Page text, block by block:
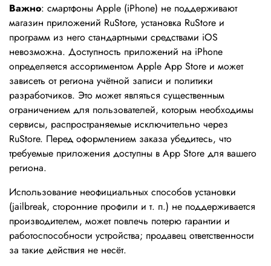
Важно: смартфоны Apple (iPhone) не поддерживают
магазин приложений RuStore, установка RuStore и
программ из него стандартными средствами iOS
невозможна. Доступность приложений на iPhone
определяется ассортиментом Apple App Store и может
зависеть от региона учётной записи и политики
разработчиков. Это может являться существенным
ограничением для пользователей, которым необходимы
сервисы, распространяемые исключительно через
RuStore. Перед оформлением заказа убедитесь, что
требуемые приложения доступны в App Store для вашего
региона.
Использование неофициальных способов установки
(jailbreak, сторонние профили и т. п.) не поддерживается
производителем, может повлечь потерю гарантии и
работоспособности устройства; продавец ответственности
за такие действия не несёт.